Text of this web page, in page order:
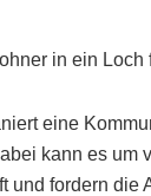
in ein Loch
eine
kann es um
und fordern die